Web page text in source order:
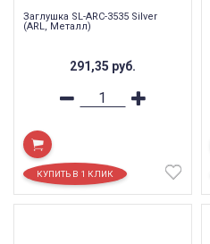
Заглушка SL-ARC-3535 Silver
(ARL, Металл)
291,35 руб.